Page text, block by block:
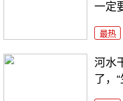
一定
最热
河水
了，